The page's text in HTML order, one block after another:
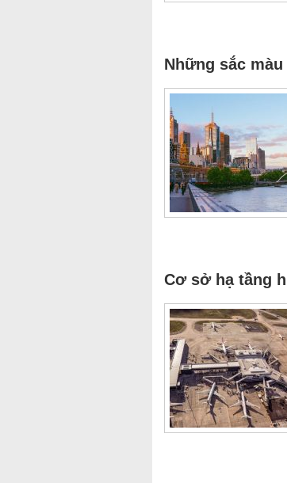
Những sắc
Cơ sở hạ tầng